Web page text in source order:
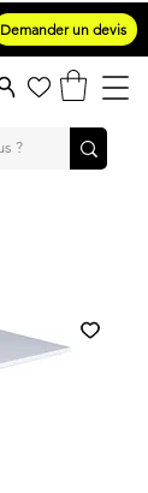
Demander un devis